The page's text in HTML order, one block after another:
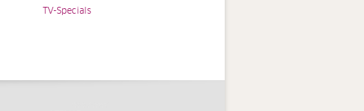
TV-Specials